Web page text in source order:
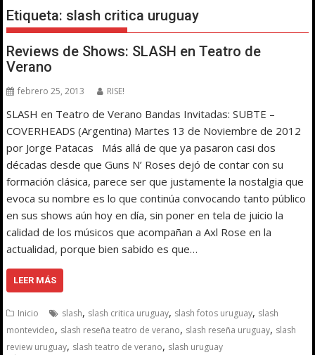
Etiqueta: slash critica uruguay
Reviews de Shows: SLASH en Teatro de
Verano
febrero 25, 2013 RISE!
SLASH en Teatro de Verano Bandas Invitadas: SUBTE –
COVERHEADS (Argentina) Martes 13 de Noviembre de 2012
por Jorge Patacas Más allá de que ya pasaron casi dos
décadas desde que Guns N’ Roses dejó de contar con su
formación clásica, parece ser que justamente la nostalgia que
evoca su nombre es lo que continúa convocando tanto público
en sus shows aún hoy en día, sin poner en tela de juicio la
calidad de los músicos que acompañan a Axl Rose en la
actualidad, porque bien sabido es que…
LEER MÁS
Inicio slash, slash critica uruguay, slash fotos uruguay, slash
montevideo, slash reseña teatro de verano, slash reseña uruguay, slash
review uruguay, slash teatro de verano, slash uruguay